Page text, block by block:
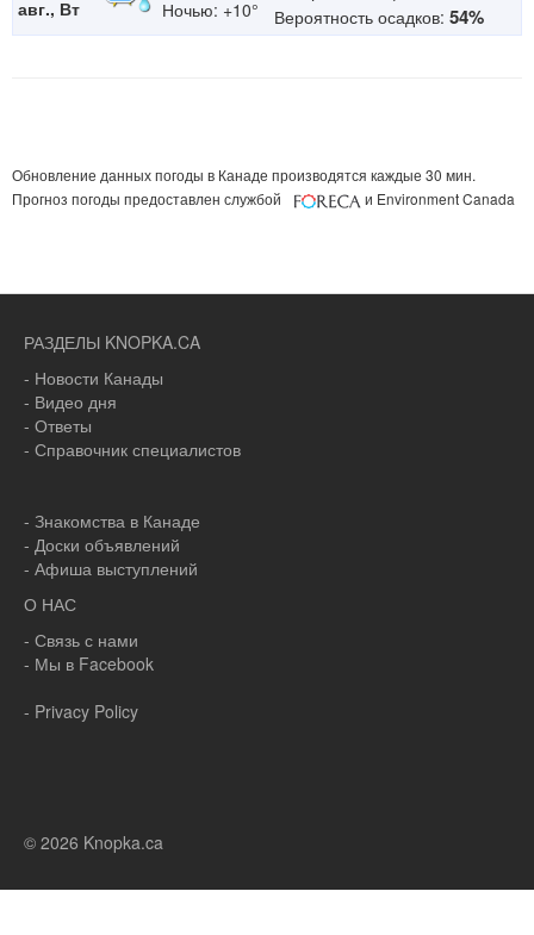
авг., Вт Ночью: +10°
Вероятность осадков: 54%
Обновление данных погоды в Канаде производятся каждые 30 мин.
Прогноз погоды предоставлен службой
и Environment Canada
РАЗДЕЛЫ KNOPKA.CA
- Новости Канады
- Видео дня
- Ответы
- Справочник специалистов
- Знакомства в Канаде
- Доски объявлений
- Афиша выступлений
О НАС
- Связь с нами
- Мы в Facebook
- Privacy Policy
© 2026 Knopka.ca